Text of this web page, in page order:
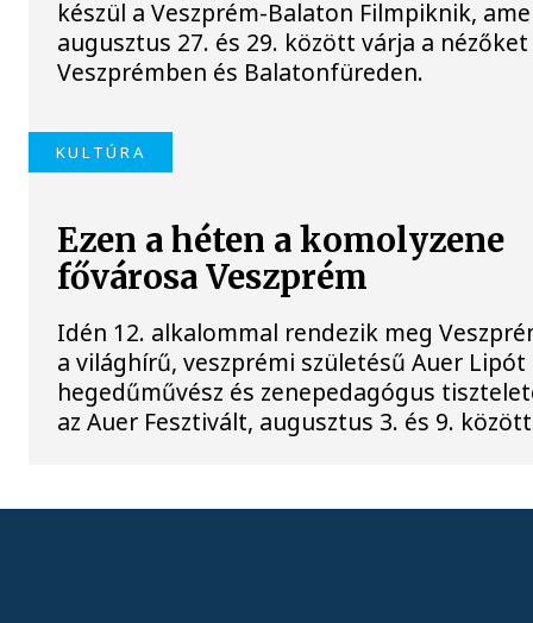
készül a Veszprém-Balaton Filmpiknik,
augusztus 27. és 29. között várja a nézőket
Veszprémben és Balatonfüreden.
KULTÚRA
Ezen a héten a komolyzene
fővárosa Veszprém
Idén 12. alkalommal rendezik meg
a világhírű, veszprémi születésű Auer Lipót
hegedűművész és zenepedagógus
az Auer Fesztivált, augusztus 3. és 9.